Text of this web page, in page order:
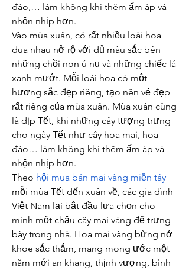
đào,… làm không khí thêm ấm áp và
nhộn nhịp hơn.
Vào mùa xuân, có rất nhiều loài hoa
đua nhau nở rộ với đủ màu sắc bên
những chồi non ú nụ và những chiếc lá
xanh mướt. Mỗi loài hoa có một
hương sắc đẹp riêng, tạo nên vẻ đẹp
rất riêng của mùa xuân. Mùa xuân cũng
là dịp Tết, khi những cây tượng trưng
cho ngày Tết như cây hoa mai, hoa
đào… làm không khí thêm ấm áp và
nhộn nhịp hơn.
Theo hội mua bán mai vàng miền tây
mỗi mùa Tết đến xuân về, các gia đình
Việt Nam lại bắt đầu lựa chọn cho
mình một chậu cây mai vàng để trưng
bày trong nhà. Hoa mai vàng bừng nở
khoe sắc thắm, mang mong ước một
năm mới an khang, thịnh vượng, bình